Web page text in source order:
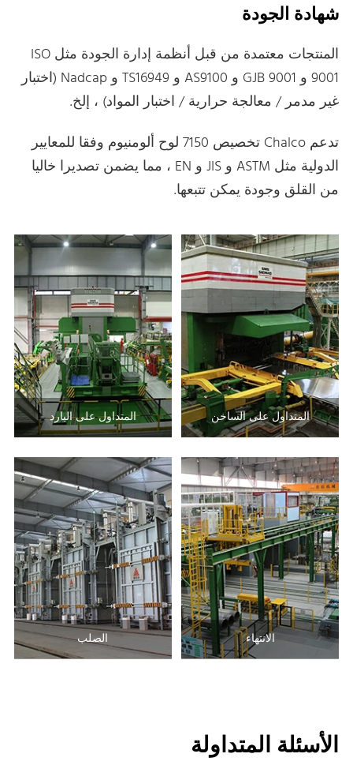
شهادة الجودة
المنتجات معتمدة من قبل أنظمة إدارة الجودة مثل ISO
9001 و GJB 9001 و AS9100 و TS16949 و Nadcap (اختبار
غير مدمر / معالجة حرارية / اختبار المواد) ، إلخ.
تدعم Chalco تخصيص 7150 لوح ألومنيوم وفقا للمعايير
الدولية مثل ASTM و JIS و EN ، مما يضمن تصديرا خاليا
من القلق وجودة يمكن تتبعها.
المتداول على الساخن المتداول على البارد
الانتهاء الصلب
الأسئلة المتداولة